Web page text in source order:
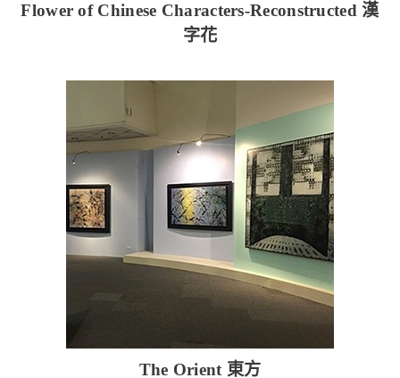
Flower of Chinese Characters-Reconstructed 漢
字花
The Orient 東方